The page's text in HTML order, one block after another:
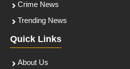
Crime News
Trending News
Quick Links
About Us